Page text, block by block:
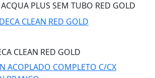
PLUS SEM TUBO RED GOLD
CLEAN RED GOLD